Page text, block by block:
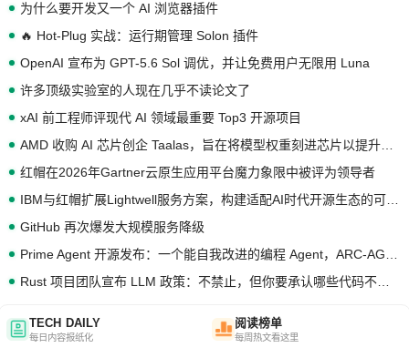
为什么要开发又一个 AI 浏览器插件
🔥 Hot-Plug 实战：运行期管理 Solon 插件
OpenAI 宣布为 GPT-5.6 Sol 调优，并让免费用户无限用 Luna
许多顶级实验室的人现在几乎不读论文了
xAI 前工程师评现代 AI 领域最重要 Top3 开源项目
红帽在2026年Gartner云原生应用平台魔力象限中被评为领导者
GitHub 再次爆发大规模服务降级
TECH DAILY
每日内容报纸化
阅读榜单
每周热文看这里